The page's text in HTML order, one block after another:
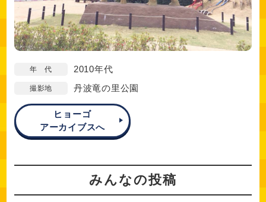
年 代 2010年代
撮影地 丹波竜の里公園
ヒョーゴ
アーカイブスへ
みんなの投稿